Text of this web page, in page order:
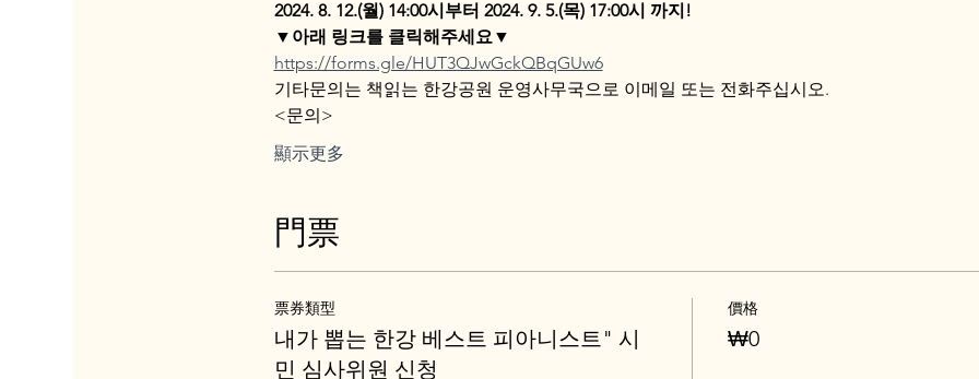
2024. 8. 12.(월) 14:00시부터 2024. 9. 5.(목) 17:00시 까지!
▼아래 링크를 클릭해주세요▼
https://forms.gle/HUT3QJwGckQBqGUw6
기타문의는 책읽는 한강공원 운영사무국으로 이메일 또는 전화주십시오.
<문의>
顯示更多
門票
票券類型
내가 뽑는 한강 베스트 피아니스트" 시
민 심사위원 신청
價格
₩0